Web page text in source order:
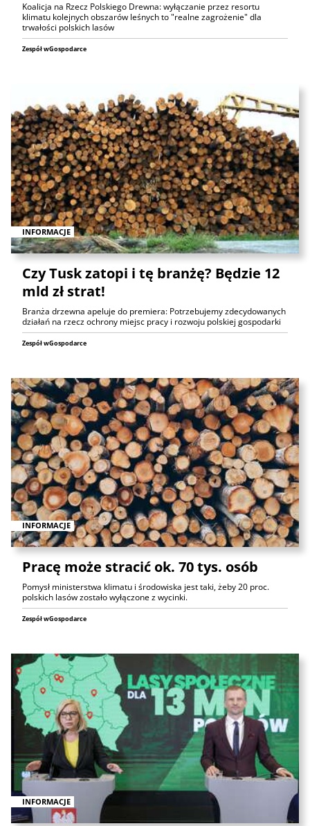
Koalicja na Rzecz Polskiego Drewna: wyłączanie przez resortu
klimatu kolejnych obszarów leśnych to "realne zagrożenie" dla
trwałości polskich lasów
Zespół wGospodarce
INFORMACJE
Czy Tusk zatopi i tę branżę? Będzie 12
mld zł strat!
Branża drzewna apeluje do premiera: Potrzebujemy zdecydowanych
działań na rzecz ochrony miejsc pracy i rozwoju polskiej gospodarki
Zespół wGospodarce
INFORMACJE
Pracę może stracić ok. 70 tys. osób
Pomysł ministerstwa klimatu i środowiska jest taki, żeby 20 proc.
polskich lasów zostało wyłączone z wycinki.
Zespół wGospodarce
INFORMACJE